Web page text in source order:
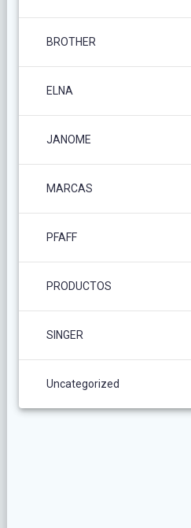
BROTHER
ELNA
JANOME
MARCAS
PFAFF
PRODUCTOS
SINGER
Uncategorized